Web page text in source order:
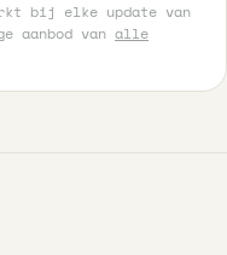
bij elke update van
aanbod van alle